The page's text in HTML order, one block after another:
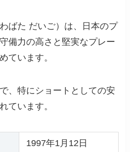
ばた だいご）は、日本のプ
備力の高さと堅実なプレー
ています。
、特にショートとしての安
ています。
1997年1月12日